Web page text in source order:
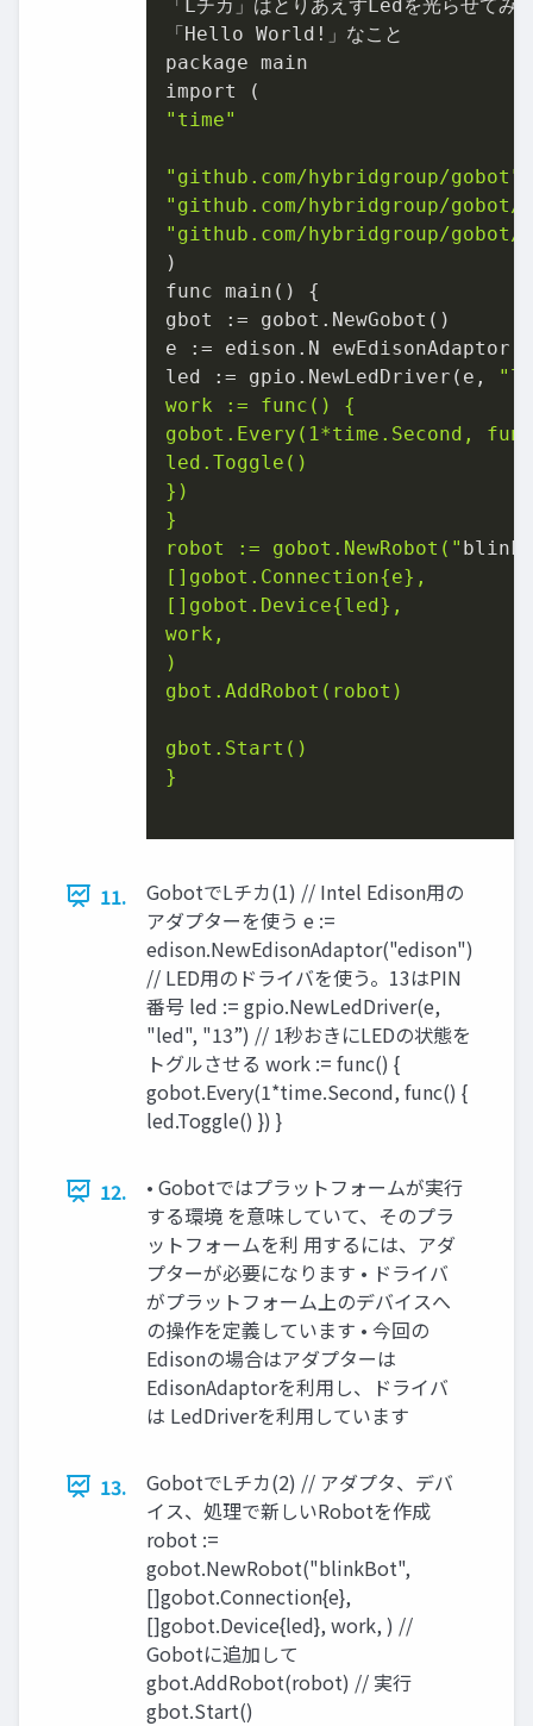
「Lチカ」はとりあえずLedを光らせてみ
「Hello World!」なこと
package main
"time"
"github.com/hybridgroup/gobot"
"github.com/hybridgroup/
"github.com/hybridgroup/
)
func main() {
gbot := gobot.NewGobot()
e := edison.N ewEdisonAdaptor(
led := gpio.NewLedDriver(e,
work := func() {
gobot.Every(1*time.Second,
led.Toggle()
})
}
robot := gobot.NewRobot("
[]gobot.Connection{e},
[]gobot.Device{led},
work,
)
gbot.AddRobot(robot)
gbot.Start()
}
11.
GobotでLチカ(1) // Intel Edison用の
アダプターを使う e :=
edison.NewEdisonAdaptor("edison")
// LED用のドライバを使う。13はPIN
番号 led := gpio.NewLedDriver(e,
"led", "13”) // 1秒おきにLEDの状態を
トグルさせる work := func() {
gobot.Every(1*time.Second, func() {
led.Toggle() }) }
12.
• Gobotではプラットフォームが実行
する環境 を意味していて、そのプラ
ットフォームを利 用するには、アダ
プターが必要になります • ドライバ
がプラットフォーム上のデバイスへ
の操作を定義しています • 今回の
Edisonの場合はアダプターは
EdisonAdaptorを利用し、ドライバ
は LedDriverを利用しています
13.
GobotでLチカ(2) // アダプタ、デバ
イス、処理で新しいRobotを作成
robot :=
gobot.NewRobot("blinkBot",
[]gobot.Connection{e},
[]gobot.Device{led}, work, ) //
Gobotに追加して
gbot.AddRobot(robot) // 実行
gbot.Start()